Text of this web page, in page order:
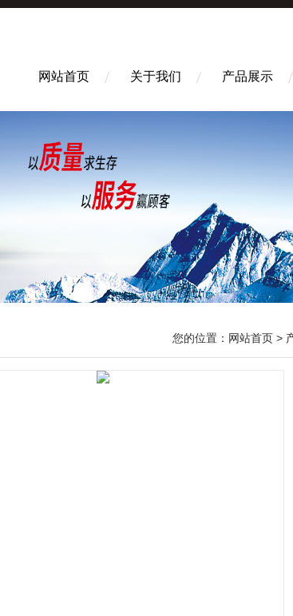
网站首页 关于我们 产品展示
您的位置： 网站首页 >